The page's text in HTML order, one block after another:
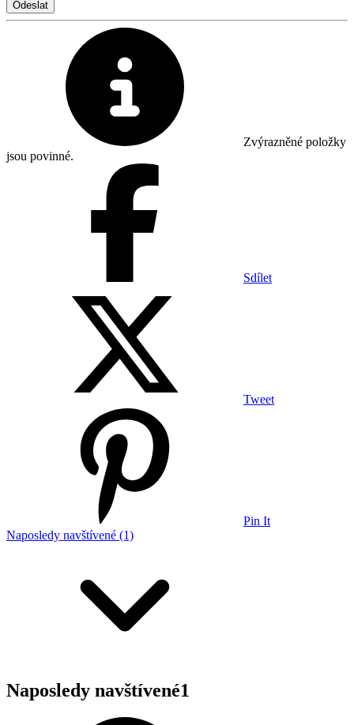
Zvýrazněné položky
jsou povinné.
Sdílet
Tweet
Pin It
Naposledy navštívené (1)
Naposledy navštívené1